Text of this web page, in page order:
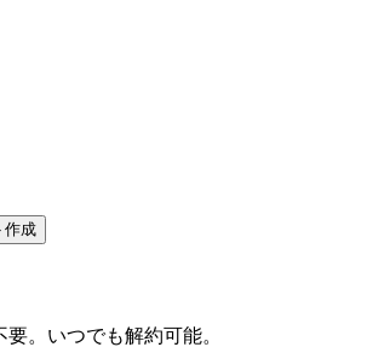
作成
。いつでも解約可能。